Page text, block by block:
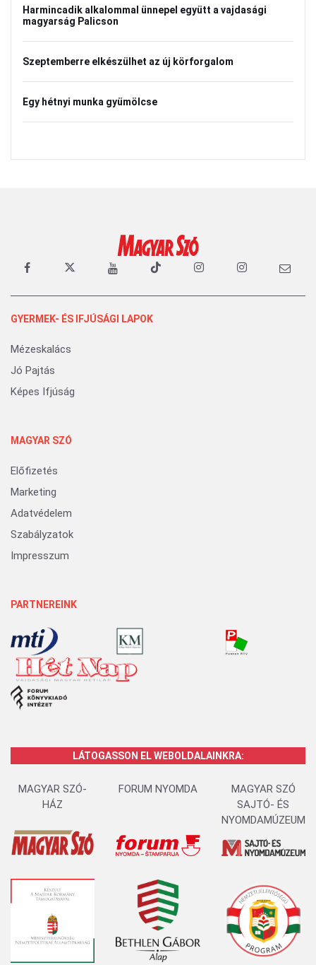
Harmincadik alkalommal ünnepel együtt a vajdasági
magyarság Palicson
Szeptemberre elkészülhet az új körforgalom
Egy hétnyi munka gyümölcse
GYERMEK- ÉS IFJÚSÁGI LAPOK
Mézeskalács
Jó Pajtás
Képes Ifjúság
MAGYAR SZÓ
Előfizetés
Marketing
Adatvédelem
Szabályzatok
Impresszum
PARTNEREINK
LÁTOGASSON EL WEBOLDALAINKRA:
MAGYAR SZÓ-
HÁZ
FORUM NYOMDA
MAGYAR SZÓ
SAJTÓ- ÉS
NYOMDAMÚZEUM